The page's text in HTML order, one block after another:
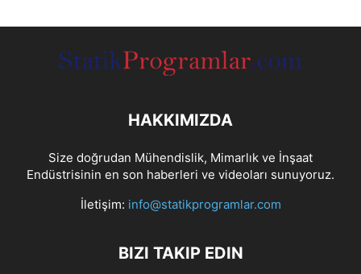
HAKKIMIZDA
Size doğrudan Mühendislik, Mimarlık ve İnşaat
Endüstrisinin en son haberleri ve videoları sunuyoruz.
İletişim: info@statikprogramlar.com
BIZI TAKIP EDIN